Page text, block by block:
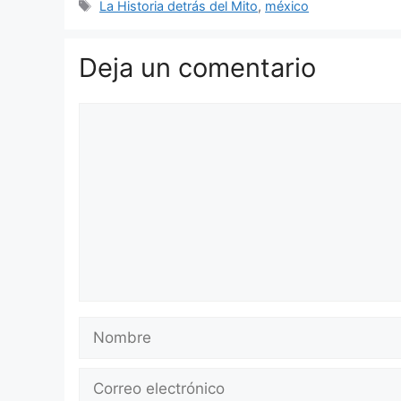
Etiquetas
La Historia detrás del Mito, méxico
Deja un comentario
Nombre
Correo